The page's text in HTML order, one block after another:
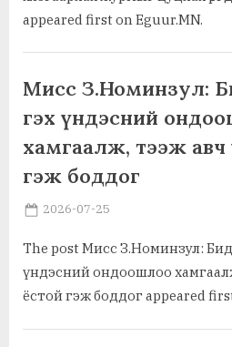
appeared first on Eguur.MN.
Мисс З.Номинзул:
гэх үндэсний
хамгаалж, тээж авч
гэж боддог
Posted
2026-07-25
The post Мисс З.Номинзул:
үндэсний ондоошлоо
ёстой гэж боддог appeared
,